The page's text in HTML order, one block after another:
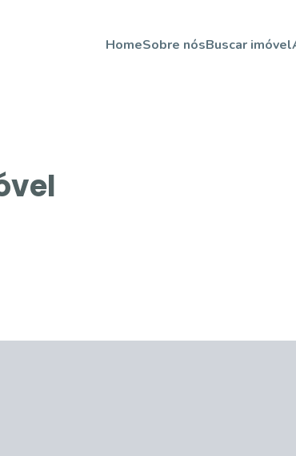
HomeSobre nósBuscar imóvel